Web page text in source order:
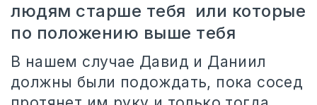
людям старше тебя или которые
по положению выше тебя
В нашем случае Давид и Даниил
должны были подождать, пока сосед